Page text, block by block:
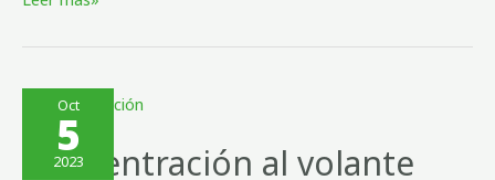
Oct
5
2023
Concentración al volante